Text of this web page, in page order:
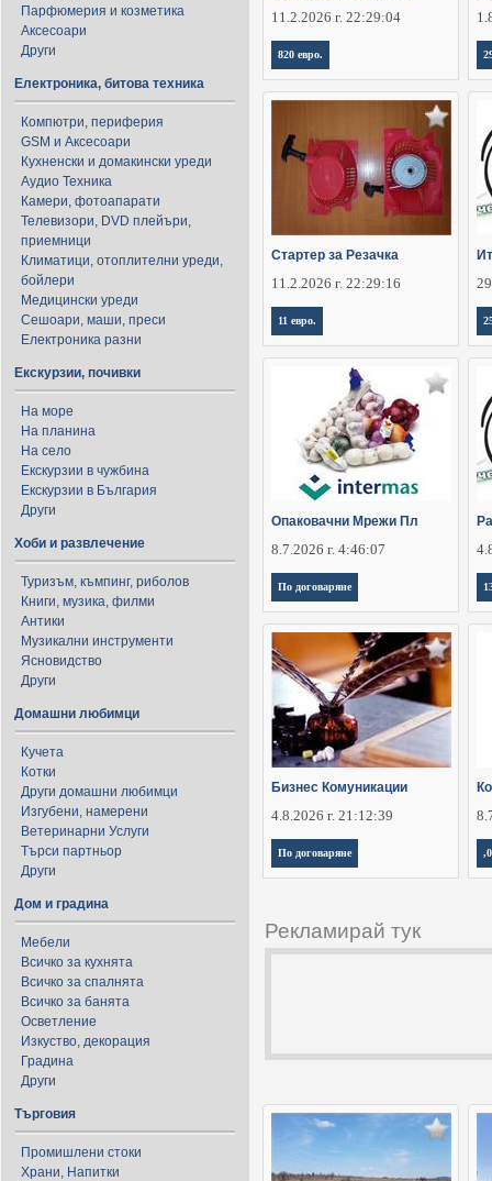
Парфюмерия и козметика
Аксесоари
Други
Електроника, битова техника
Компютри, периферия
GSM и Аксесоари
Кухненски и домакински уреди
Аудио Техника
Камери, фотоапарати
Телевизори, DVD плейъри,
приемници
Климатици, отоплителни уреди,
бойлери
Медицински уреди
Сешоари, маши, преси
Електроника разни
Екскурзии, почивки
На море
На планина
На село
Екскурзии в чужбина
Екскурзии в България
Други
Хоби и развлечение
Туризъм, къмпинг, риболов
Книги, музика, филми
Антики
Музикални инструменти
Ясновидство
Други
Домашни любимци
Кучета
Котки
Други домашни любимци
Изгубени, намерени
Ветеринарни Услуги
Търси партньор
Други
Дом и градина
Мебели
Всичко за кухнята
Всичко за спалнята
Всичко за банята
Осветление
Изкуство, декорация
Градина
Други
Търговия
Промишлени стоки
Храни, Напитки
11.2.2026 г. 22:29:04
820 евро.
Стартер за Резачка
11.2.2026 г. 22:29:16
11 евро.
Опаковачни Мрежи Пл
8.7.2026 г. 4:46:07
По договаряне
Бизнес Комуникации
4.8.2026 г. 21:12:39
По договаряне
Рекламирай тук